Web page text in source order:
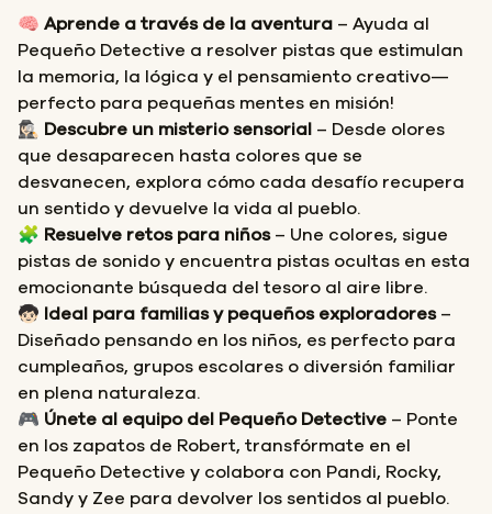
🧠 Aprende a través de la aventura – Ayuda al
Pequeño Detective a resolver pistas que estimulan
la memoria, la lógica y el pensamiento creativo—
perfecto para pequeñas mentes en misión!
🕵🏻‍♀️ Descubre un misterio sensorial – Desde olores
que desaparecen hasta colores que se
desvanecen, explora cómo cada desafío recupera
un sentido y devuelve la vida al pueblo.
🧩 Resuelve retos para niños– Une colores, sigue
pistas de sonido y encuentra pistas ocultas en esta
emocionante búsqueda del tesoro al aire libre.
🧒🏻
Ideal para familias y pequeños exploradores–
Diseñado pensando en los niños, es perfecto para
cumpleaños, grupos escolares o diversión familiar
en plena naturaleza.
🎮 Únete al equipo del Pequeño Detective – Ponte
en los zapatos de Robert, transfórmate en el
Pequeño Detective y colabora con Pandi, Rocky,
Sandy y Zee para devolver los sentidos al pueblo.